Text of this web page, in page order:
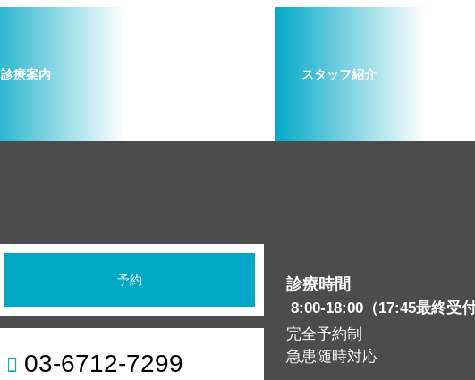
診療案内 スタッフ紹介
予約
03-6712-7299
診療時間
8:00-18:00（17:45最終受
完全予約制
急患随時対応